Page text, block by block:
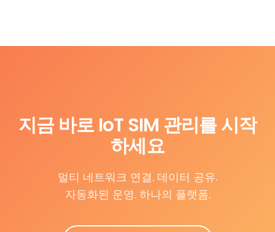
지금 바로 IoT SIM 관리를 시작
하세요
멀티 네트워크 연결. 데이터 공유.
자동화된 운영. 하나의 플랫폼.